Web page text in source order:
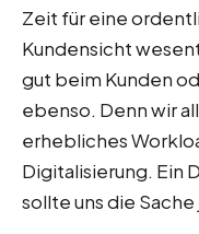
Zeit für eine
Kundensicht
gut beim Kunden
ebenso. Denn wir
erhebliches
Digitalisierung. Ein
sollte uns die